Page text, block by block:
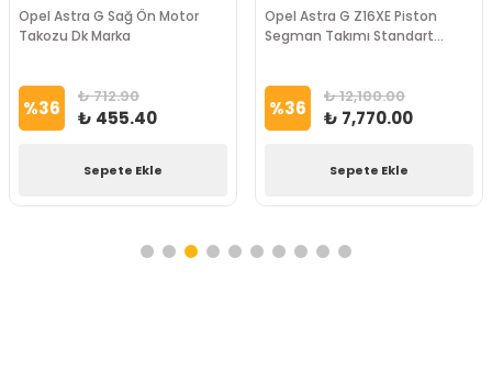
Opel Astra G Sağ Ön Motor
Takozu Dk Marka
%36 ₺ 712.90
₺ 455.40
Sepete Ekle
Opel Astra G Z16XE Piston
Segman Takımı Standart
%36 ₺ 12,100.00
₺ 7,770.00
Sepete Ekle